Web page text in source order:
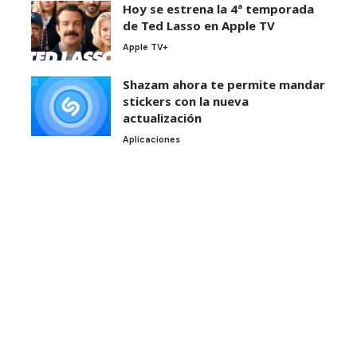
Hoy se estrena la 4ª temporada
de Ted Lasso en Apple TV
Apple TV+
Shazam ahora te permite mandar
stickers con la nueva
actualización
Aplicaciones